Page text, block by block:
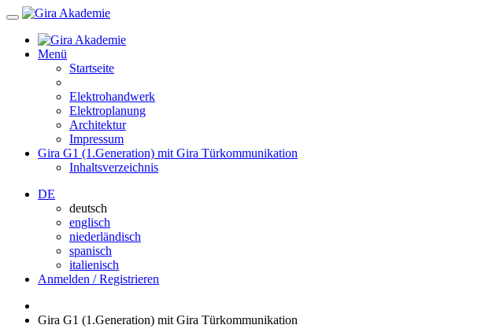
Menü
Startseite
Elektrohandwerk
Elektroplanung
Architektur
Impressum
Gira G1 (1.Generation) mit Gira Türkommunikation
Inhaltsverzeichnis
DE
deutsch
englisch
niederländisch
spanisch
italienisch
Anmelden / Registrieren
Gira G1 (1.Generation) mit Gira Türkommunikation